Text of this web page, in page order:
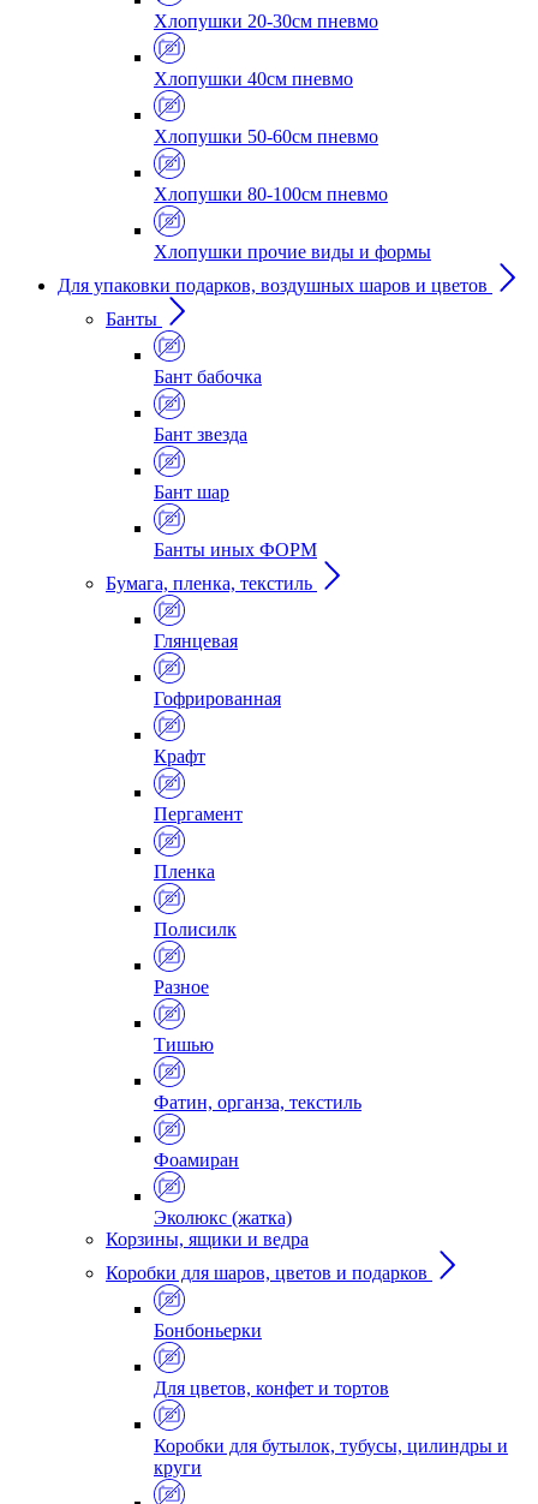
Хлопушки 20-30см пневмо
Хлопушки 40см пневмо
Хлопушки 50-60см пневмо
Хлопушки 80-100см пневмо
Хлопушки прочие виды и формы
Для упаковки подарков, воздушных шаров и цветов
Банты
Бант бабочка
Бант звезда
Бант шар
Банты иных ФОРМ
Бумага, пленка, текстиль
Глянцевая
Гофрированная
Крафт
Пергамент
Пленка
Полисилк
Разное
Тишью
Фатин, органза, текстиль
Фоамиран
Эколюкс (жатка)
Корзины, ящики и ведра
Коробки для шаров, цветов и подарков
Бонбоньерки
Для цветов, конфет и тортов
Коробки для бутылок, тубусы, цилиндры и
круги